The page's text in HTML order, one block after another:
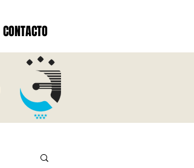
CONTACTO